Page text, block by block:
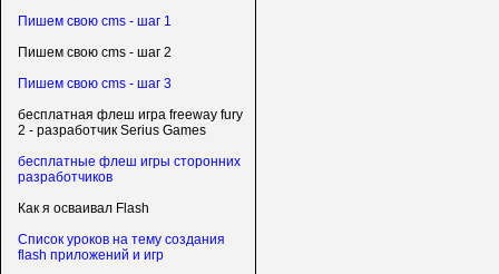
Пишем свою cms - шаг 1
Пишем свою cms - шаг 2
Пишем свою cms - шаг 3
бесплатная флеш игра freeway fury
2 - разработчик Serius Games
бесплатные флеш игры сторонних
разработчиков
Как я осваивал Flash
Список уроков на тему создания
flash приложений и игр